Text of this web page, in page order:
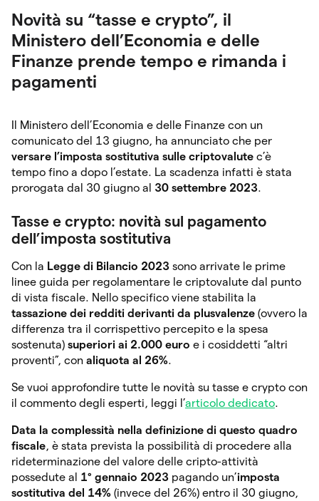
Novità su “tasse e crypto”, il
Ministero dell’Economia e delle
Finanze prende tempo e rimanda i
pagamenti
Il Ministero dell’Economia e delle Finanze con un
comunicato del 13 giugno, ha annunciato che per
versare l’imposta sostitutiva sulle criptovalute c’è
tempo fino a dopo l’estate. La scadenza infatti è stata
prorogata dal 30 giugno al 30 settembre 2023.
Tasse e crypto: novità sul pagamento
dell’imposta sostitutiva
Con la Legge di Bilancio 2023 sono arrivate le prime
linee guida per regolamentare le criptovalute dal punto
di vista fiscale. Nello specifico viene stabilita la
tassazione dei redditi derivanti da plusvalenze (ovvero la
differenza tra il corrispettivo percepito e la spesa
sostenuta) superiori ai 2.000 euro e i cosiddetti “altri
proventi”, con aliquota al 26%.
Se vuoi approfondire tutte le novità su tasse e crypto con
il commento degli esperti, leggi l’articolo dedicato.
Data la complessità nella definizione di questo quadro
fiscale, è stata prevista la possibilità di procedere alla
rideterminazione del valore delle cripto-attività
possedute al 1° gennaio 2023 pagando un’imposta
sostitutiva del 14% (invece del 26%) entro il 30 giugno,